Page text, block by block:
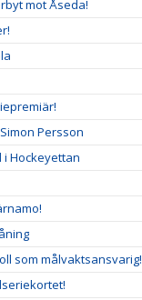
mot Åseda!
Persson
i Hockeyettan
som målvaktsansvarig!